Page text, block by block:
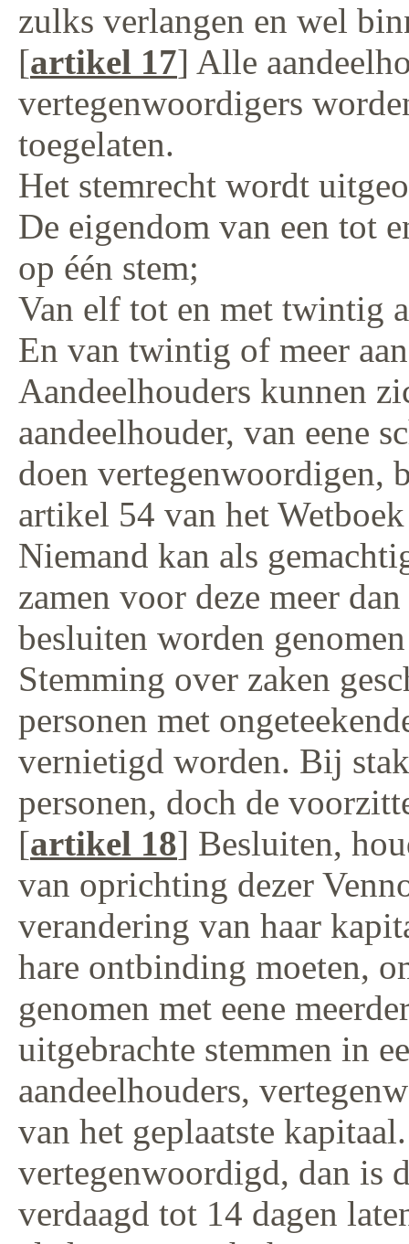
zulks verlangen en wel
[artikel 17] Alle
vertegenwoordigers
toegelaten.
Het stemrecht wordt
De eigendom van een tot
op één stem;
Van elf tot en met twintig
En van twintig of meer
Aandeelhouders kunnen
aandeelhouder, van eene
doen vertegenwoordigen,
artikel 54 van het
Niemand kan als
zamen voor deze meer
besluiten worden
Stemming over zaken
personen met
vernietigd worden. Bij
personen, doch de
[artikel 18] Besluiten,
van oprichting dezer
verandering van haar
hare ontbinding moeten,
genomen met eene
uitgebrachte stemmen in
aandeelhouders,
van het geplaatste
vertegenwoordigd, dan is
verdaagd tot 14 dagen